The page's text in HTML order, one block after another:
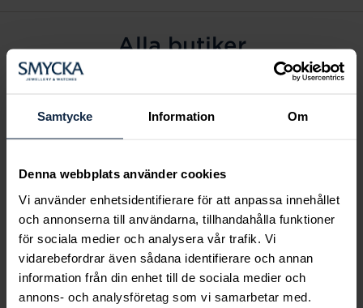
Samtycke Information Om
Denna webbplats använder cookies
Vi använder enhetsidentifierare för att anpassa innehållet
och annonserna till användarna, tillhandahålla funktioner
för sociala medier och analysera vår trafik. Vi
vidarebefordrar även sådana identifierare och annan
information från din enhet till de sociala medier och
annons- och analysföretag som vi samarbetar med.
Alla butiker
Alingsås
Arvidsjaur
Eksjö
Fagersta
Farsta
Gävle
Halmstad